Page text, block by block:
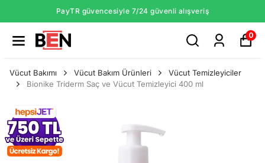
PayTR güvencesiyle 7/24 güvenli alışveriş
0
Vücut Bakımı Vücut Bakım Ürünleri
Vücut Temizleyiciler
Bionike Triderm Saç ve Vücut Temizleyici 400 ml